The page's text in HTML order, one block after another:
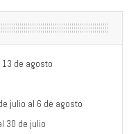
13 de agosto
julio al 6 de agosto
30 de julio